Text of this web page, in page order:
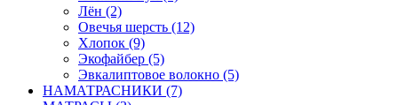
Лён (2)
Овечья шерсть (12)
Хлопок (9)
Экофайбер (5)
Эвкалиптовое волокно (5)
НАМАТРАСНИКИ (7)